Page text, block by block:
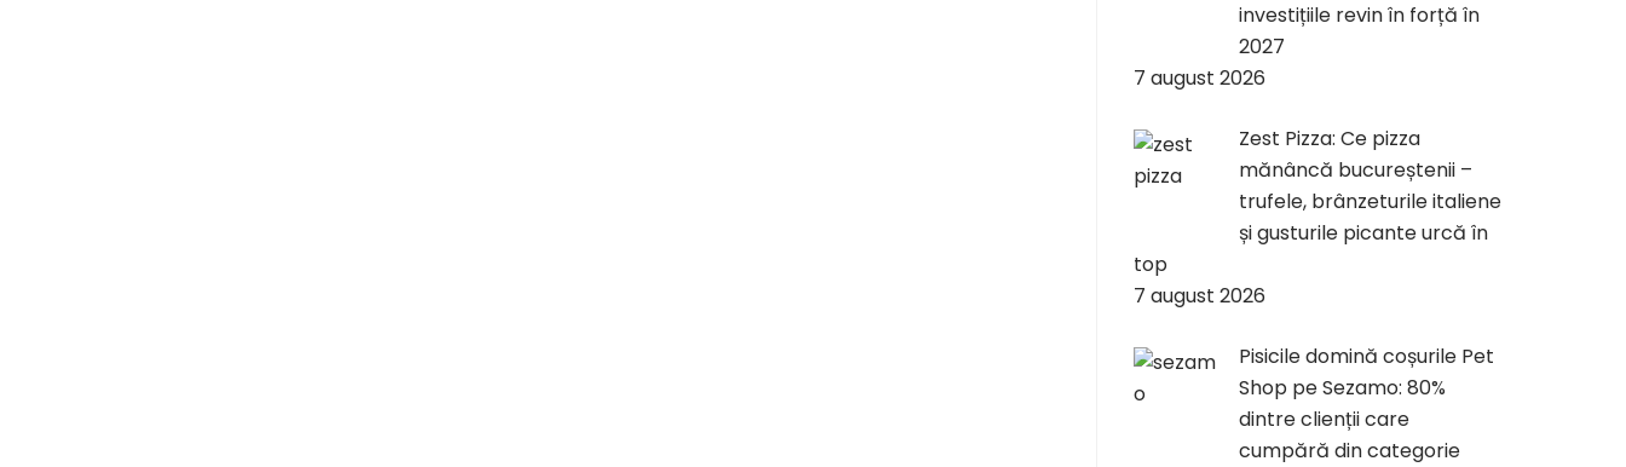
investițiile revin în forță în
2027
7 august 2026
Zest Pizza: Ce pizza
mănâncă bucureștenii –
trufele, brânzeturile italiene
și gusturile picante urcă în
top
7 august 2026
Pisicile domină coșurile Pet
Shop pe Sezamo: 80%
dintre clienții care
cumpără din categorie